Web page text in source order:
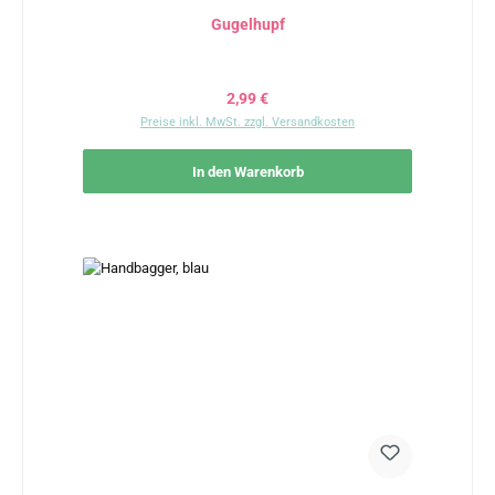
Gugelhupf
Regulärer Preis:
2,99 €
Preise inkl. MwSt. zzgl. Versandkosten
In den Warenkorb